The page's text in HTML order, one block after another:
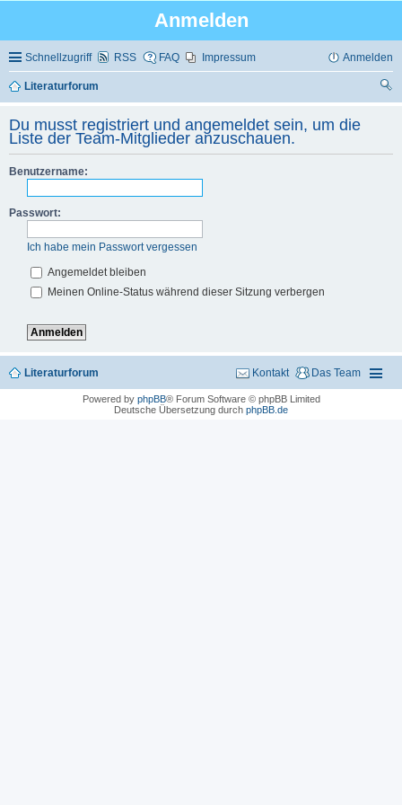
Anmelden
Schnellzugriff RSS FAQ Impressum Anmelden
Literaturforum
Du musst registriert und angemeldet sein, um die
Liste der Team-Mitglieder anzuschauen.
Benutzername:
Passwort:
Ich habe mein Passwort vergessen
Angemeldet bleiben
Meinen Online-Status während dieser Sitzung verbergen
Literaturforum Das Team
Kontakt
Powered by phpBB® Forum Software © phpBB Limited
Deutsche Übersetzung durch phpBB.de